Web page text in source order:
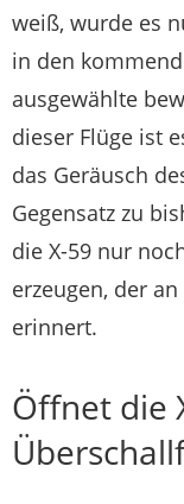
weiß, wurde es
in den
ausgewählte
dieser Flüge ist
das Geräusch
Gegensatz zu
die X-59 nur
erzeugen, der
erinnert.
Öffnet die